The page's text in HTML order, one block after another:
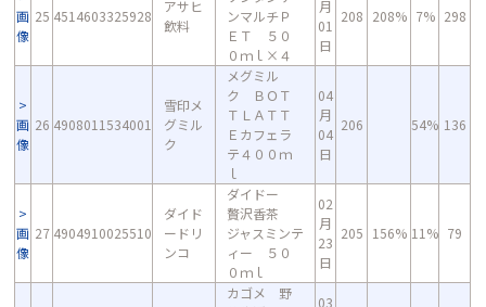
画
像
25 4514603325928
アサヒ
飲料
ンマルチＰ
ＥＴ ５０
０ｍｌ×４
月
01
日
208 208% 7% 298
画
像
26 4908011534001
雪印メ
グミル
ク
メグミル
ク ＢＯＴ
ＴＬＡＴＴ
Ｅカフェラ
テ４００ｍ
ｌ
04
月
04
日
206 54% 136
画
像
27 4904910025510
ダイド
ードリ
ンコ
ダイドー
贅沢香茶
ジャスミンテ
ィー ５０
０ｍｌ
02
月
23
日
205 156% 11% 79
カゴメ 野
03